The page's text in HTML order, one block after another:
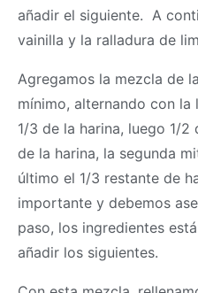
añadir el siguiente. A
vainilla y la ralladura de
Agregamos la mezcla de
mínimo, alternando con
1/3 de la harina, luego 1/2
de la harina, la segunda
último el 1/3 restante de
importante y debemos
paso, los ingredientes
añadir los siguientes.